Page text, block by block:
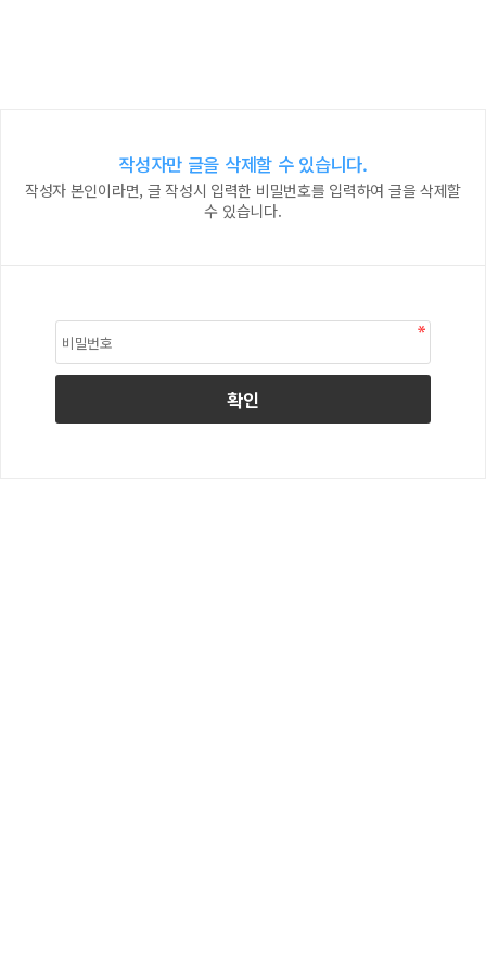
작성자만 글을 삭제할 수 있습니다.
작성자 본인이라면, 글 작성시 입력한 비밀번호를 입력하여 글을 삭제할
수 있습니다.